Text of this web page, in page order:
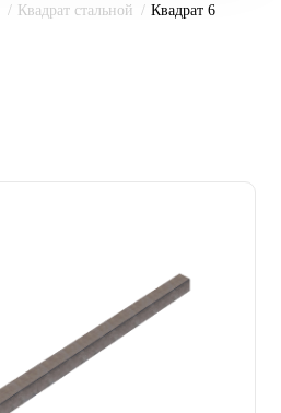
Квадрат стальной Квадрат 6